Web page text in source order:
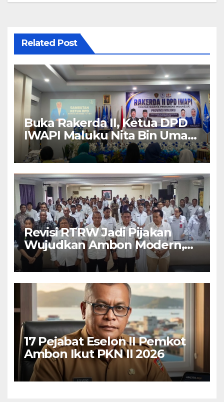
Related Post
Buka Rakerda II, Ketua DPD
IWAPI Maluku Nita Bin Umar:
Perempuan Pengusaha Pilar
Penggerak UMKM
Revisi RTRW Jadi Pijakan
Wujudkan Ambon Modern,
Nyaman dan Berkelanjutan,
Kata Wali Kota Bodewin
17 Pejabat Eselon II Pemkot
Ambon Ikut PKN II 2026